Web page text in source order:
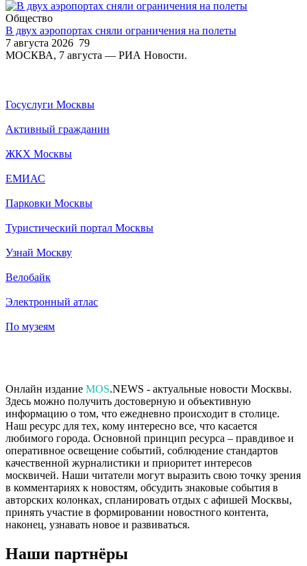
Общество
В двух аэропортах сняли ограничения на полеты
7 августа 2026 79
МОСКВА, 7 августа — РИА Новости.
Госуслуги Москвы
Активный гражданин
ЖКХ Москвы
ЕМИАС
Парковки Москвы
Туристический портал Москвы
Узнай Москву
Велобайк
Электронный атлас
По музеям
Онлайн издание MOS.NEWS - актуальные новости Москвы.
Здесь можно получить достоверную и объективную
информацию о том, что ежедневно происходит в столице.
Наш ресурс для тех, кому интересно все, что касается
любимого города. Основной принцип ресурса – правдивое и
оперативное освещение событий, соблюдение стандартов
качественной журналистики и приоритет интересов
москвичей. Наши читатели могут выразить свою точку зрения
в комментариях к новостям, обсудить знаковые события в
авторских колонках, спланировать отдых с афишей Москвы,
принять участие в формировании новостного контента,
наконец, узнавать новое и развиваться.
Наши партнёры